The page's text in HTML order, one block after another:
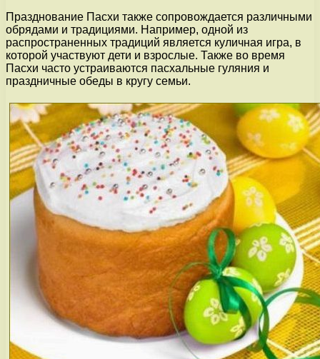
Празднование Пасхи также сопровождается различными
обрядами и традициями. Например, одной из
распространенных традиций является куличная игра, в
которой участвуют дети и взрослые. Также во время
Пасхи часто устраиваются пасхальные гуляния и
праздничные обеды в кругу семьи.